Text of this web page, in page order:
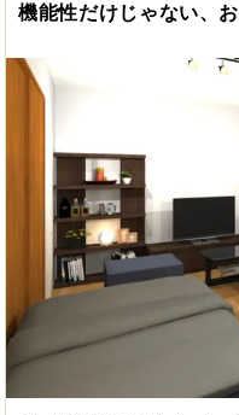
機能性だけじゃない、